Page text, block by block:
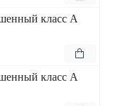
класс А
класс А